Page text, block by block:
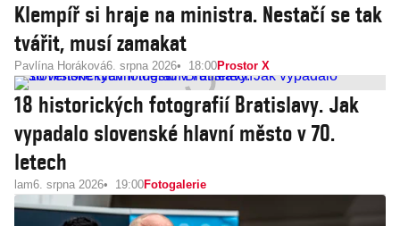
Klempíř si hraje na ministra. Nestačí se tak
tvářit, musí zamakat
Pavlína Horáková6. srpna 2026 18:00Prostor X
18 historických fotografií Bratislavy. Jak
vypadalo slovenské hlavní město v 70.
letech
lam6. srpna 2026 19:00Fotogalerie